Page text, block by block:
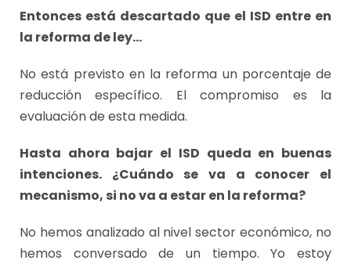
Entonces está descartado que el ISD entre en
la reforma de ley…
No está previsto en la reforma un porcentaje de
reducción específico. El compromiso es la
evaluación de esta medida.
Hasta ahora bajar el ISD queda en buenas
intenciones. ¿Cuándo se va a conocer el
mecanismo, si no va a estar en la reforma?
No hemos analizado al nivel sector económico, no
hemos conversado de un tiempo. Yo estoy